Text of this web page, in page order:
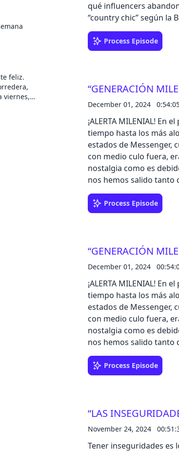
y
feliz.
qué influencers
“country chic” según la
menudas tres patas
LA RESPUESTA QUE
IKEA Family, por cada
qué esperas?! Además,
al final de temporada a
Process Episode
“GENERACIÓN
December 01, 2024
¡ALERTA MILENIAL!
tiempo hasta los más
estados de Messenger,
con medio culo fuera,
nostalgia como es
nos hemos salido tanto
olor de los vapers, el
Leire. Venga
“IKEA, IKEA, LA
gratuitos, productos y
semana al bote que
redes sociales.
Process Episode
“GENERACIÓN
December 01, 2024
¡ALERTA MILENIAL!
tiempo hasta los más
estados de Messenger,
con medio culo fuera,
nostalgia como es
nos hemos salido tanto
olor de los vapers, el
Leire. Venga
“IKEA, IKEA, LA
gratuitos, productos y
semana al bote que
redes sociales.
Process Episode
“LAS
November 24, 2024
Tener inseguridades es